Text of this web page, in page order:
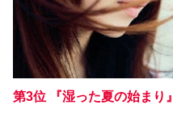
第3位 『湿った夏の始まり』